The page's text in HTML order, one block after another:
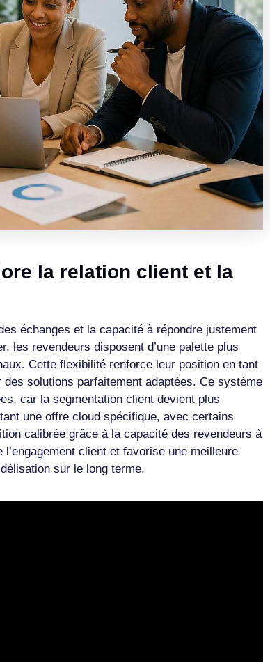
la relation client et la
échanges et la capacité à répondre justement
les revendeurs disposent d’une palette plus
Cette flexibilité renforce leur position en tant
solutions parfaitement adaptées. Ce système
car la segmentation client devient plus
une offre cloud spécifique, avec certains
calibrée grâce à la capacité des revendeurs à
client et favorise une meilleure
sur le long terme.